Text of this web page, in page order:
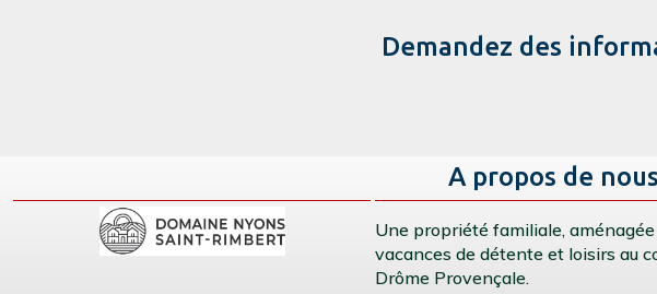
Demandez des
A propos de nous
Une propriété familiale, aménagée
vacances de détente et loisirs au
Drôme Provençale.